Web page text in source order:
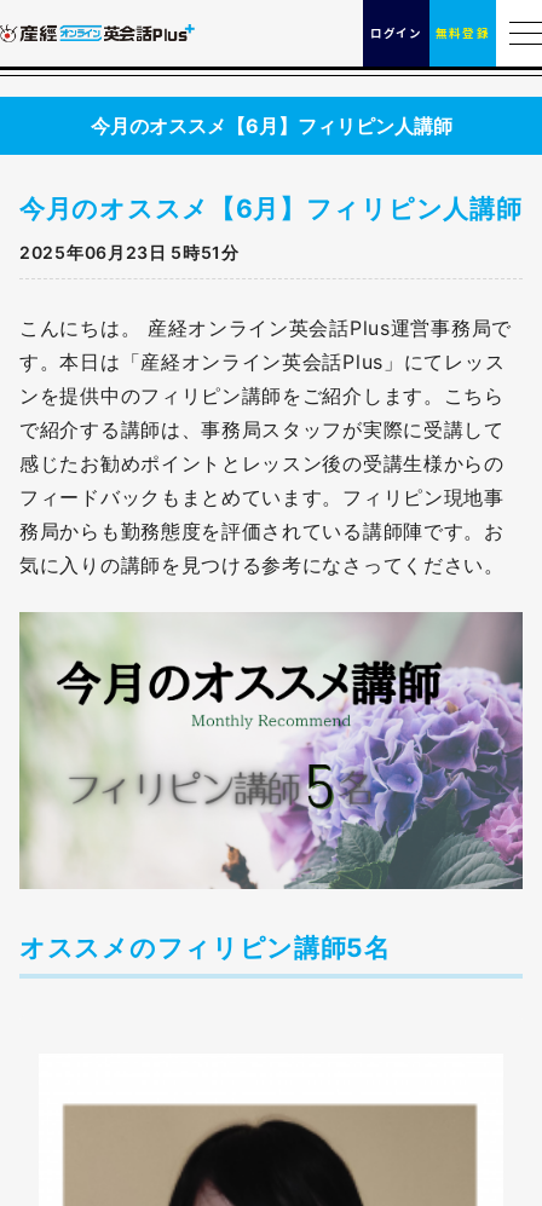
ログイン 無料登録
今月のオススメ【6月】フィリピン人講師
今月のオススメ【6月】フィリピン人講師
2025年06月23日 5時51分
こんにちは。 産経オンライン英会話Plus運営事務局で
す。本日は「産経オンライン英会話Plus」にてレッス
ンを提供中のフィリピン講師をご紹介します。こちら
で紹介する講師は、事務局スタッフが実際に受講して
感じたお勧めポイントとレッスン後の受講生様からの
フィードバックもまとめています。フィリピン現地事
務局からも勤務態度を評価されている講師陣です。お
気に入りの講師を見つける参考になさってください。
オススメのフィリピン講師5名